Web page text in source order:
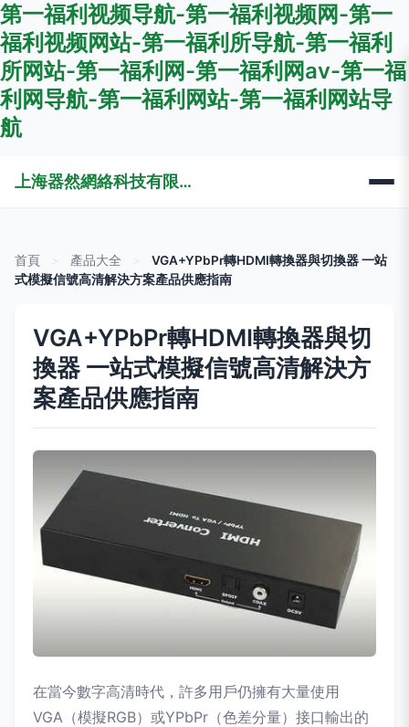
第一福利视频导航-第一福利视频网-第一
福利视频网站-第一福利所导航-第一福利
所网站-第一福利网-第一福利网av-第一福
利网导航-第一福利网站-第一福利网站导
航
上海器然網絡科技有限公司
首頁 產品大全
VGA+YPbPr轉HDMI轉換器與切換器 一站
式模擬信號高清解決方案產品供應指南
VGA+YPbPr轉HDMI轉換器與切
換器 一站式模擬信號高清解決方
案產品供應指南
在當今數字高清時代，許多用戶仍擁有大量使用
VGA（模擬RGB）或YPbPr（色差分量）接口輸出的